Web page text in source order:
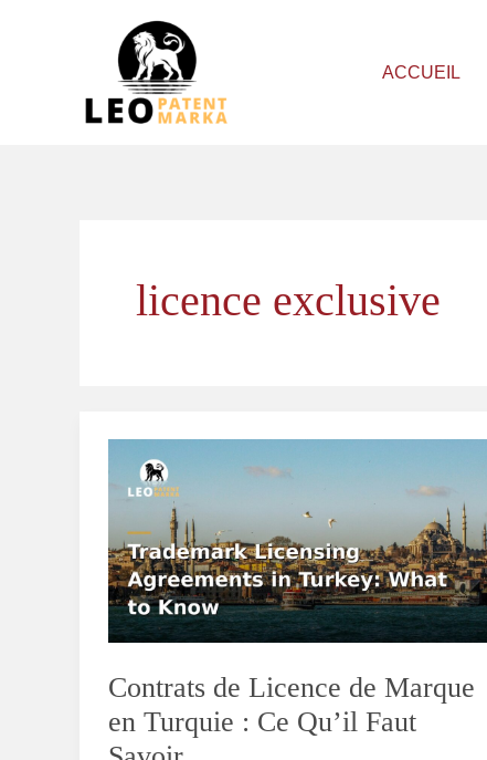
ACCUEIL
licence exclusive
Contrats de Licence de Marque
en Turquie : Ce Qu’il Faut
Licence
de
Marque
en
Turquie
Ce
Qu’il